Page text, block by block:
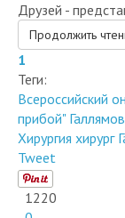
Продолжить
Теги:
Всероссийский
прибой"
Хирургия хирург
Tweet
1220
0